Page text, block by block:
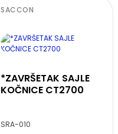
SACCON
*ZAVRŠETAK SAJLE
KOČNICE CT2700
SRA-010